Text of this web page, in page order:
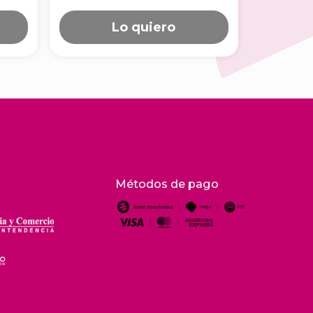
D2150101
Lo quiero
Métodos de pago